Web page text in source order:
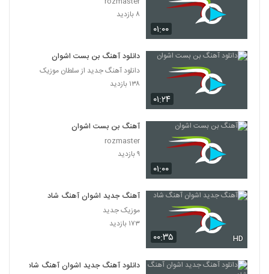
۰۱:۰۰
۸ بازدید
۰۱:۲۴
دانلود آهنگ بن بست اشوان
دانلود آهنگ جدید از سلطان موزیک
۱۳۸ بازدید
۰۱:۰۰
آهنگ بن بست اشوان
rozmaster
۹ بازدید
۰۰:۳۵ HD
آهنگ جدید اشوان آهنگ شاد
موزیک جدید
۱۷۳ بازدید
دانلود آهنگ جدید اشوان آهنگ شاد